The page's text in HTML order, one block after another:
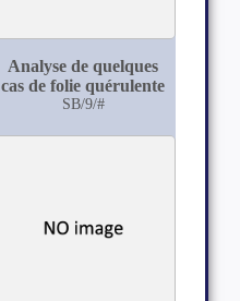
Analyse de quelques
cas de folie quérulente
SB/9/#